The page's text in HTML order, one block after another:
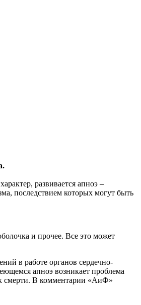
развивается апноэ –
последствием которых могут быть
в работе органов сердечно-
апноэ возникает проблема
смерти. В комментарии «АиФ»